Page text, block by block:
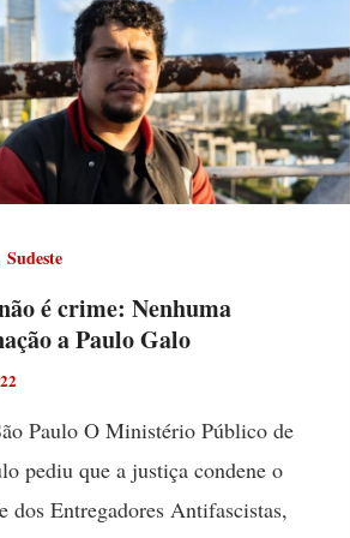
Sudeste
é crime: Nenhuma
a Paulo Galo
Paulo O Ministério Público de
pediu que a justiça condene o
dos Entregadores Antifascistas,